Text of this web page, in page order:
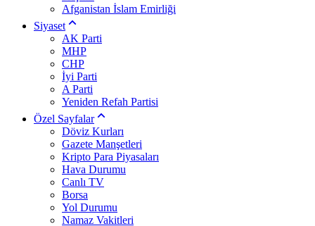
Afganistan İslam Emirliği
Siyaset
AK Parti
MHP
CHP
İyi Parti
A Parti
Yeniden Refah Partisi
Özel Sayfalar
Döviz Kurları
Gazete Manşetleri
Kripto Para Piyasaları
Hava Durumu
Canlı TV
Borsa
Yol Durumu
Namaz Vakitleri